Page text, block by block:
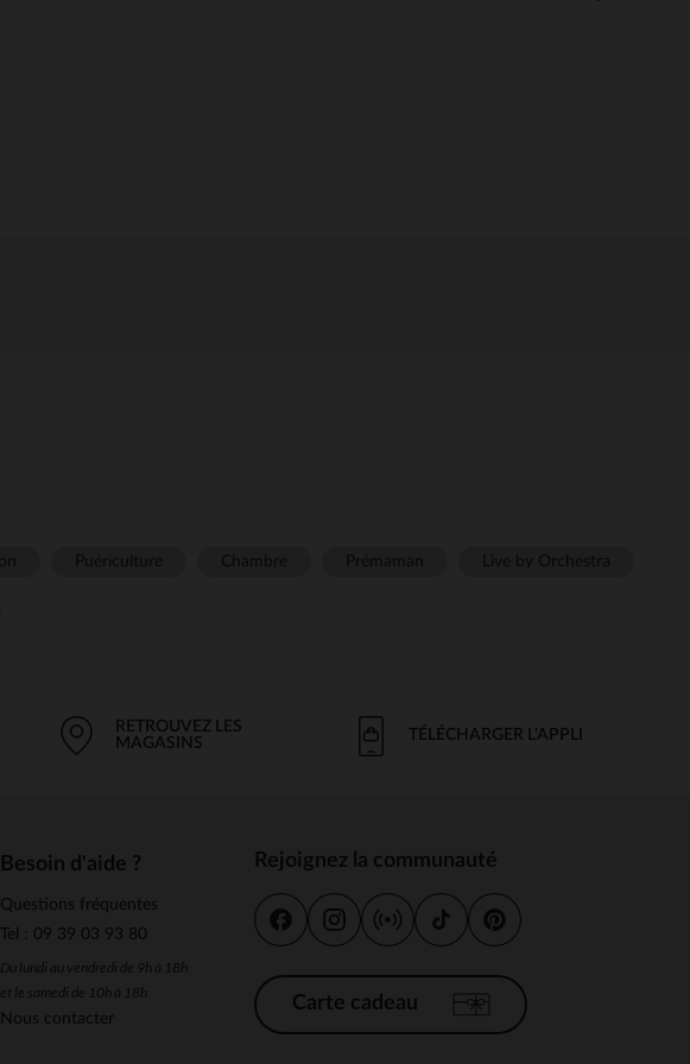
RETROUVEZ LES
MAGASINS
TÉLÉCHARGER L'APPLI
Besoin d'aide ?
Questions fréquentes
Tel : 09 39 03 93 80
Du lundi au vendredi de 9h à 18h
et le samedi de 10h à 18h
Nous contacter
Rejoignez la communauté
Carte cadeau